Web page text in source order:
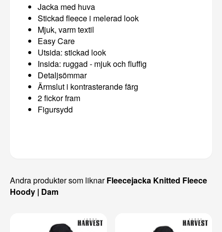
Jacka med huva
Stickad fleece i melerad look
Mjuk, varm textil
Easy Care
Utsida: stickad look
Insida: ruggad - mjuk och fluffig
Detaljsömmar
Ärmslut i kontrasterande färg
2 fickor fram
Figursydd
Andra produkter som liknarFleecejacka Knitted Fleece
Hoody | Dam